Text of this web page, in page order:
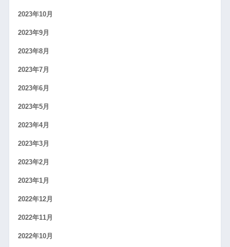
2023年10月
2023年9月
2023年8月
2023年7月
2023年6月
2023年5月
2023年4月
2023年3月
2023年2月
2023年1月
2022年12月
2022年11月
2022年10月